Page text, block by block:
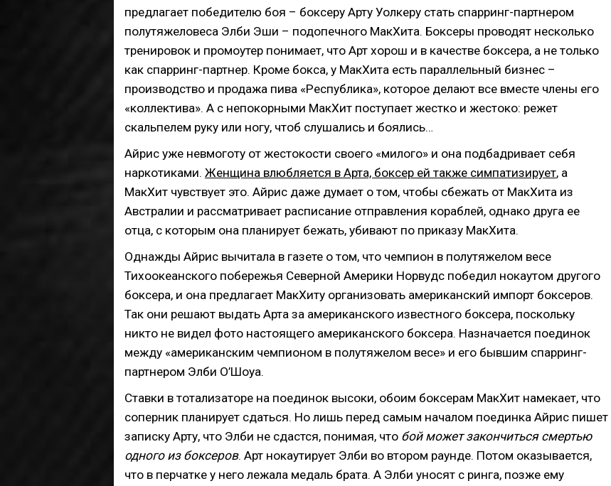
предлагает победителю боя – боксеру Арту Уолкеру стать спарринг-партнером
полутяжеловеса Элби Эши – подопечного МакХита. Боксеры проводят несколько
тренировок и промоутер понимает, что Арт хорош и в качестве боксера, а не только
как спарринг-партнер. Кроме бокса, у МакХита есть параллельный бизнес –
производство и продажа пива «Республика», которое делают все вместе члены его
«коллектива». А с непокорными МакХит поступает жестко и жестоко: режет
скальпелем руку или ногу, чтоб слушались и боялись…
Айрис уже невмоготу от жестокости своего «милого» и она подбадривает себя
наркотиками. Женщина влюбляется в Арта, боксер ей также симпатизирует, а
МакХит чувствует это. Айрис даже думает о том, чтобы сбежать от МакХита из
Австралии и рассматривает расписание отправления кораблей, однако друга ее
отца, с которым она планирует бежать, убивают по приказу МакХита.
Однажды Айрис вычитала в газете о том, что чемпион в полутяжелом весе
Тихоокеанского побережья Северной Америки Норвудс победил нокаутом другого
боксера, и она предлагает МакХиту организовать американский импорт боксеров.
Так они решают выдать Арта за американского известного боксера, поскольку
никто не видел фото настоящего американского боксера. Назначается поединок
между «американским чемпионом в полутяжелом весе» и его бывшим спарринг-
партнером Элби О’Шоуа.
Ставки в тотализаторе на поединок высоки, обоим боксерам МакХит намекает, что
соперник планирует сдаться. Но лишь перед самым началом поединка Айрис пишет
записку Арту, что Элби не сдастся, понимая, что бой может закончиться смертью
одного из боксеров. Арт нокаутирует Элби во втором раунде. Потом оказывается,
что в перчатке у него лежала медаль брата. А Элби уносят с ринга, позже ему